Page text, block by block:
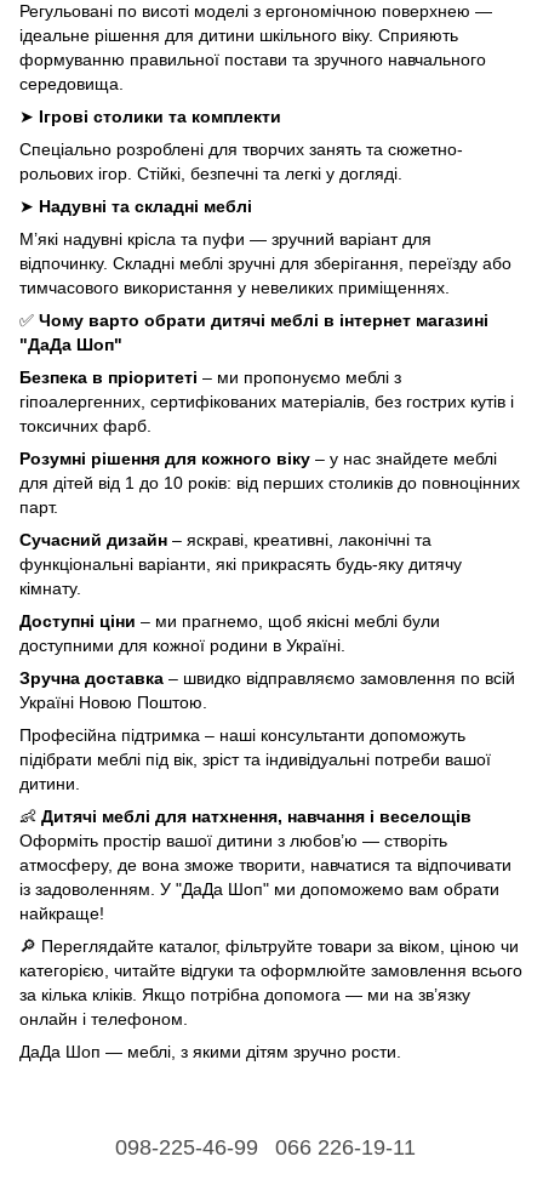
Регульовані по висоті моделі з ергономічною поверхнею —
ідеальне рішення для дитини шкільного віку. Сприяють
формуванню правильної постави та зручного навчального
середовища.
➤ Ігрові столики та комплекти
Спеціально розроблені для творчих занять та сюжетно-
рольових ігор. Стійкі, безпечні та легкі у догляді.
➤ Надувні та складні меблі
М’які надувні крісла та пуфи — зручний варіант для
відпочинку. Складні меблі зручні для зберігання, переїзду або
тимчасового використання у невеликих приміщеннях.
✅ Чому варто обрати дитячі меблі в інтернет магазині
"ДаДа Шоп"
Безпека в пріоритеті – ми пропонуємо меблі з
гіпоалергенних, сертифікованих матеріалів, без гострих кутів і
токсичних фарб.
Розумні рішення для кожного віку – у нас знайдете меблі
для дітей від 1 до 10 років: від перших столиків до повноцінних
парт.
Сучасний дизайн – яскраві, креативні, лаконічні та
функціональні варіанти, які прикрасять будь-яку дитячу
кімнату.
Доступні ціни – ми прагнемо, щоб якісні меблі були
доступними для кожної родини в Україні.
Зручна доставка – швидко відправляємо замовлення по всій
Україні Новою Поштою.
Професійна підтримка – наші консультанти допоможуть
підібрати меблі під вік, зріст та індивідуальні потреби вашої
дитини.
👶 Дитячі меблі для натхнення, навчання і веселощів
Оформіть простір вашої дитини з любов’ю — створіть
атмосферу, де вона зможе творити, навчатися та відпочивати
із задоволенням. У "ДаДа Шоп" ми допоможемо вам обрати
найкраще!
🔎 Переглядайте каталог, фільтруйте товари за віком, ціною чи
категорією, читайте відгуки та оформлюйте замовлення всього
за кілька кліків. Якщо потрібна допомога — ми на зв’язку
онлайн і телефоном.
ДаДа Шоп — меблі, з якими дітям зручно рости.
098-225-46-99 066 226-19-11